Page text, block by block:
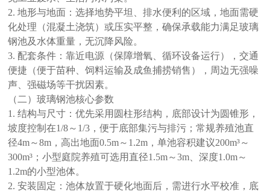
2. 地形与地面：选择地势平坦、排水便利的区域，地面需硬
化处理（混凝土浇筑）或压实平整，确保承载能力满足玻璃
钢池及水体重量，无沉降风险。
3. 配套条件：靠近电源（保障增氧、循环设备运行），交通
便捷（便于苗种、饲料运输及成鱼捕捞销售），周边无强噪
声、强磁场等干扰因素。
（二）玻璃钢池核心参数
1. 结构与尺寸：优先采用圆柱形结构，底部设计为圆锥形，
坡度控制在1/8～1/3，便于底部集污与排污；常规养殖池直
径4m～8m，高出地面0.5m～1.2m，单池容积建议200m³～
300m³；小型庭院养殖可选用直径1.5m～3m、深度1.0m～
1.2m的小型池体。
2. 安装固定：池体放置于硬化地面后，需进行水平校准，底